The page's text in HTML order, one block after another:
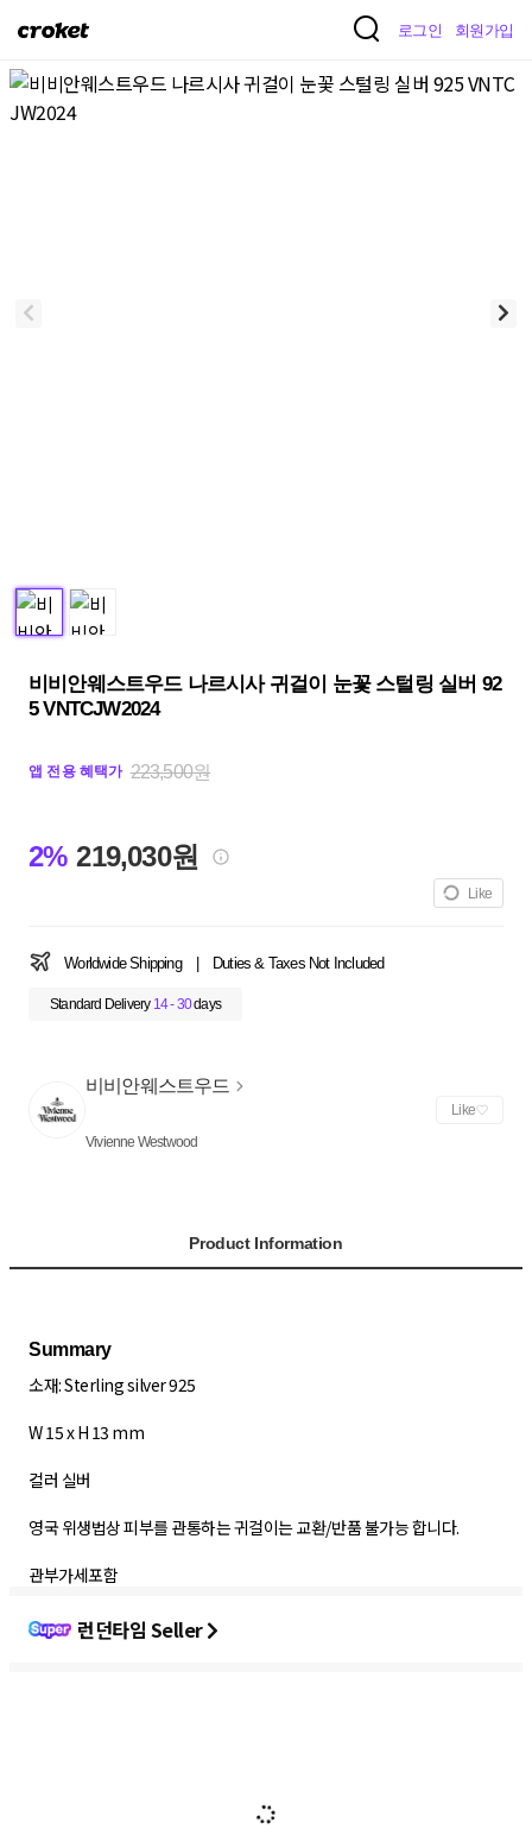
크
켓
로그인 회원가입
비비안웨스트우드 나르시사 귀걸이 눈꽃 스털링 실버 92
5 VNTCJW2024
앱 전용 혜택가 223,500원
2% 219,030원
Like
Worldwide Shipping Duties & Taxes Not Included
Standard Delivery 14 - 30days
비비안웨스트우드
Vivienne Westwood
Like
Product Information
Summary
소재: Sterling silver 925
W 15 x H 13 mm
컬러 실버
영국 위생법상 피부를 관통하는 귀걸이는 교환/반품 불가능 합니다.
런던타임 Seller